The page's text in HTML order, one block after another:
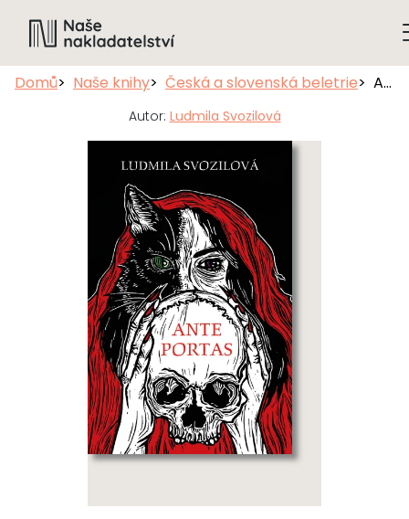
Domů Naše knihy Česká a slovenská beletrie Ante portas
Autor: Ludmila Svozilová